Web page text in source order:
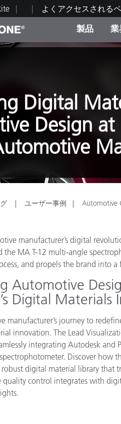
よくアクセスされる
製品
業
刷
テキスタイ
ブランド体
Digital
Design at
ユーザー事例 Automotive
manufacturer’s digital
the MA T-12 multi-angle
and propels the brand into
Automotive
Digital Materials
manufacturer’s journey to
innovation. The Lead
integrating Autodesk
Discover how
digital material library that
control integrates with